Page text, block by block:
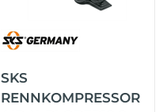
SKS
RENNKOMPRESSOR